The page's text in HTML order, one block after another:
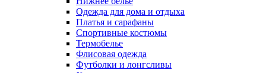
Одежда для дома и отдыха
Платья и сарафаны
Спортивные костюмы
Термобелье
Флисовая одежда
Футболки и лонгсливы